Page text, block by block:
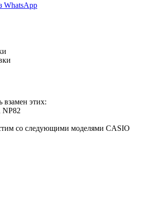
WhatsApp
взамен этих:
NP82
со следующими моделями CASIO